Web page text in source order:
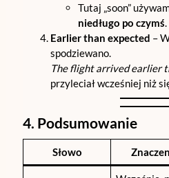
Tutaj „soon”
niedługo po czymś.
Earlier than expected –
spodziewano.
The flight arrived earlier
przyleciał wcześniej niż
4. Podsumowanie
Słowo